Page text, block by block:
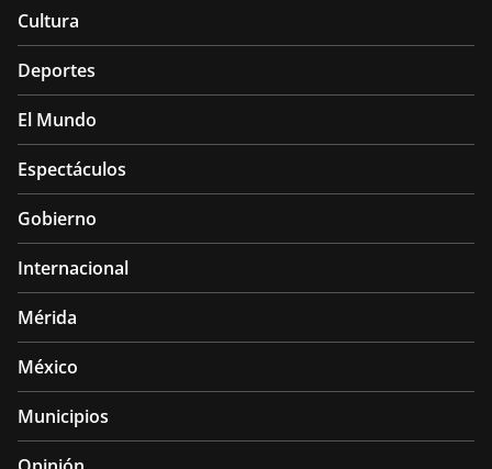
Cultura
Deportes
El Mundo
Espectáculos
Gobierno
Internacional
Mérida
México
Municipios